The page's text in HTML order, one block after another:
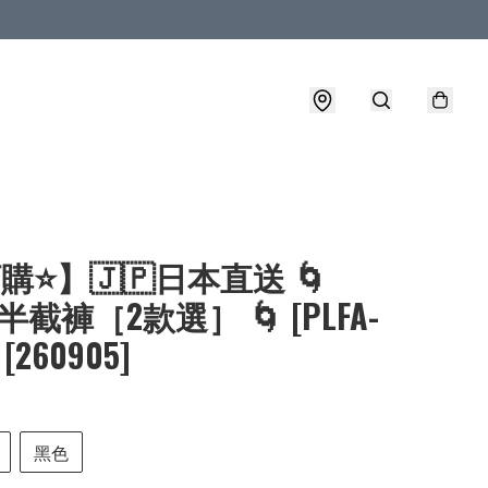
購⭐】🇯🇵日本直送 🌀
截褲［2款選］ 🌀 [PLFA-
黑色